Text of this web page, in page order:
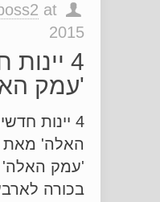
at
2015
4
'עמק
4 יינות
האלה' מאת
'עמק האלה'
בכורה